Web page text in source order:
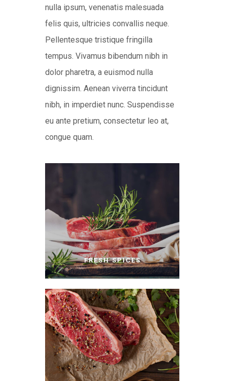
nulla ipsum, venenatis malesuada
felis quis, ultricies convallis neque.
Pellentesque tristique fringilla
tempus. Vivamus bibendum nibh in
dolor pharetra, a euismod nulla
dignissim. Aenean viverra tincidunt
nibh, in imperdiet nunc. Suspendisse
eu ante pretium, consectetur leo at,
congue quam.
FRESH SPICES